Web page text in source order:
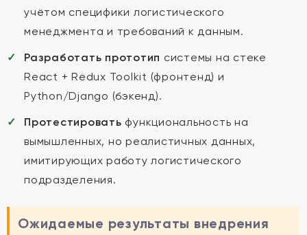
учётом специфики логистического
менеджмента и требований к данным.
Разработать прототип системы на стеке
React + Redux Toolkit (фронтенд) и
Python/Django (бэкенд).
Протестировать функциональность на
вымышленных, но реалистичных данных,
имитирующих работу логистического
подразделения.
Ожидаемые результаты внедрения